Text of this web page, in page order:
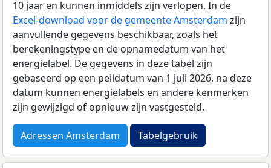
10 jaar en kunnen inmiddels zijn verlopen. In de
Excel-download voor de gemeente Amsterdam zijn
aanvullende gegevens beschikbaar, zoals het
berekeningstype en de opnamedatum van het
energielabel. De gegevens in deze tabel zijn
gebaseerd op een peildatum van 1 juli 2026, na deze
datum kunnen energielabels en andere kenmerken
zijn gewijzigd of opnieuw zijn vastgesteld.
Adressen Amsterdam Tabelgebruik